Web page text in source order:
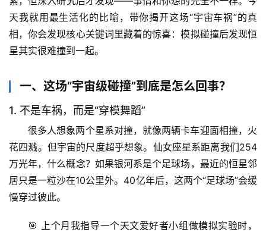
天我就用最生活化的比喻，带你揭开这场“宇宙车祸”的真
相，你会发现核心关键词里藏着的惊喜：模拟碰撞后发现恒
星其实很难撞到一起。
一、这场“宇宙级碰撞”到底是怎么回事？
1. 不是车祸，而是“穿模舞蹈”
很多人想象两个星系对撞，就像两辆卡车迎面相撞，火
花四溅。但宇宙的尺度超乎想象。 仙女座星系距离我们254
万光年，什么概念？如果银河系是个足球场，最近的恒星邻
居只是一粒沙在10公里外。40亿年后，这两个“足球场”会缓
慢穿过彼此。
🎯 上个月我指导一个天文爱好者小组做模拟实验时，